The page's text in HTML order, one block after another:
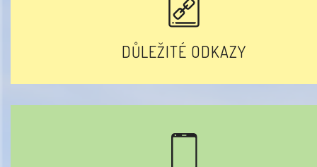
DŮLEŽITÉ ODKAZY